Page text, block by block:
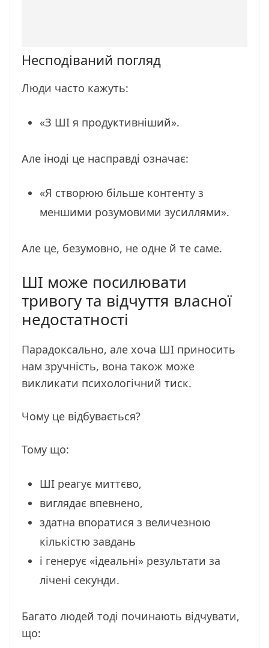
Несподіваний погляд
Люди часто кажуть:
«З ШІ я продуктивніший».
Але іноді це насправді означає:
«Я створюю більше контенту з
меншими розумовими зусиллями».
Але це, безумовно, не одне й те саме.
ШІ може посилювати
тривогу та відчуття власної
недостатності
Парадоксально, але хоча ШІ приносить
нам зручність, вона також може
викликати психологічний тиск.
Чому це відбувається?
Тому що:
ШІ реагує миттєво,
виглядає впевнено,
здатна впоратися з величезною
кількістю завдань
і генерує «ідеальні» результати за
лічені секунди.
Багато людей тоді починають відчувати,
що: